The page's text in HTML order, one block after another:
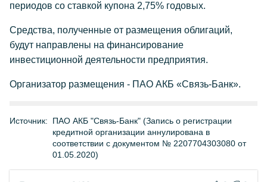
периодов со ставкой купона 2,75% годовых.
Средства, полученные от размещения облигаций,
будут направлены на финансирование
инвестиционной деятельности предприятия.
Организатор размещения - ПАО АКБ «Связь-Банк».
Источник:
ПАО АКБ "Связь-Банк" (Запись о регистрации
кредитной организации аннулирована в
соответствии с документом № 2207704303080 от
01.05.2020)